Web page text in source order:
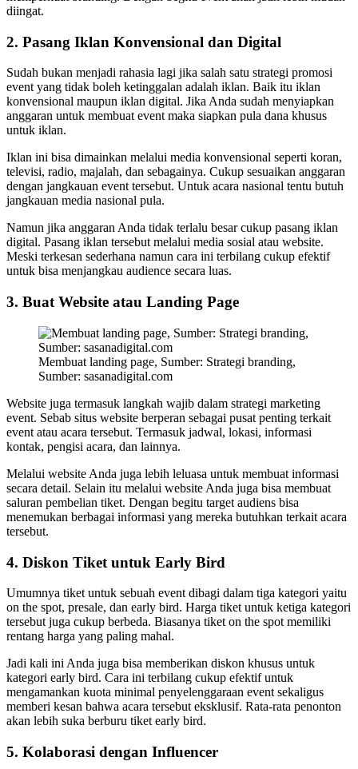
diingat.
2. Pasang Iklan Konvensional dan Digital
Sudah bukan menjadi rahasia lagi jika salah satu strategi promosi
event yang tidak boleh ketinggalan adalah iklan. Baik itu iklan
konvensional maupun iklan digital. Jika Anda sudah menyiapkan
anggaran untuk membuat event maka siapkan pula dana khusus
untuk iklan.
Iklan ini bisa dimainkan melalui media konvensional seperti koran,
televisi, radio, majalah, dan sebagainya. Cukup sesuaikan anggaran
dengan jangkauan event tersebut. Untuk acara nasional tentu butuh
jangkauan media nasional pula.
Namun jika anggaran Anda tidak terlalu besar cukup pasang iklan
digital. Pasang iklan tersebut melalui media sosial atau website.
Meski terkesan sederhana namun cara ini terbilang cukup efektif
untuk bisa menjangkau audience secara luas.
3. Buat Website atau Landing Page
Membuat landing page, Sumber: Strategi branding,
Sumber: sasanadigital.com
Website juga termasuk langkah wajib dalam strategi marketing
event. Sebab situs website berperan sebagai pusat penting terkait
event atau acara tersebut. Termasuk jadwal, lokasi, informasi
kontak, pengisi acara, dan lainnya.
Melalui website Anda juga lebih leluasa untuk membuat informasi
secara detail. Selain itu melalui website Anda juga bisa membuat
saluran pembelian tiket. Dengan begitu target audiens bisa
menemukan berbagai informasi yang mereka butuhkan terkait acara
tersebut.
4. Diskon Tiket untuk Early Bird
Umumnya tiket untuk sebuah event dibagi dalam tiga kategori yaitu
on the spot, presale, dan early bird. Harga tiket untuk ketiga kategori
tersebut juga cukup berbeda. Biasanya tiket on the spot memiliki
rentang harga yang paling mahal.
Jadi kali ini Anda juga bisa memberikan diskon khusus untuk
kategori early bird. Cara ini terbilang cukup efektif untuk
mengamankan kuota minimal penyelenggaraan event sekaligus
memberi kesan bahwa acara tersebut eksklusif. Rata-rata penonton
akan lebih suka berburu tiket early bird.
5. Kolaborasi dengan Influencer